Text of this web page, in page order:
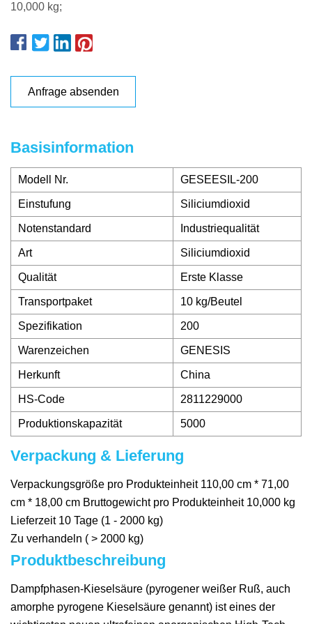
10,000 kg;
Anfrage absenden
Basisinformation
Modell Nr. GESEESIL-200
Einstufung Siliciumdioxid
Notenstandard Industriequalität
Art Siliciumdioxid
Qualität Erste Klasse
Transportpaket 10 kg/Beutel
Spezifikation 200
Warenzeichen GENESIS
Herkunft China
HS-Code 2811229000
Produktionskapazität 5000
Verpackung & Lieferung
Verpackungsgröße pro Produkteinheit 110,00 cm * 71,00
cm * 18,00 cm Bruttogewicht pro Produkteinheit 10,000 kg
Lieferzeit 10 Tage (1 - 2000 kg)
Zu verhandeln ( > 2000 kg)
Produktbeschreibung
Dampfphasen-Kieselsäure (pyrogener weißer Ruß, auch
amorphe pyrogene Kieselsäure genannt) ist eines der